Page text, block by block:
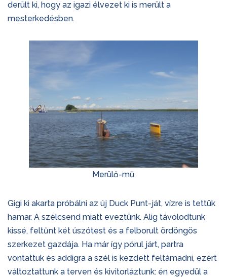
derült ki, hogy az igazi élvezet ki is merült a
mesterkedésben.
Merülő-mű
Gigi ki akarta próbálni az új Duck Punt-ját, vízre is tettük
hamar. A szélcsend miatt eveztünk. Alig távolodtunk
kissé, feltűnt két úszótest és a felborult ördöngös
szerkezet gazdája. Ha már így pórul járt, partra
vontattuk és addigra a szél is kezdett feltámadni, ezért
változtattunk a terven és kivitorláztunk: én egyedül a